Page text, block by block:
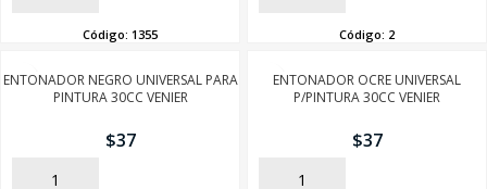
Código: 1355 Código: 2
ENTONADOR NEGRO UNIVERSAL PARA
PINTURA 30CC VENIER
$37
AÑADIR
ENTONADOR OCRE UNIVERSAL
P/PINTURA 30CC VENIER
$37
AÑADIR